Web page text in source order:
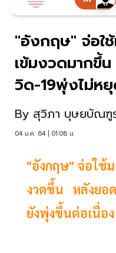
"อังกฤษ" จ่อใ
เข้มงวดมากขึ้
วิด-19พุ่งไม่ห
By สุวิภา บุษยบัณฑู
04 ม.ค. 64 | 01:08 น.
"อังกฤษ" จ่อใช้
งวดขึ้น หลังยอด
ยังพุ่งขึ้นต่อเนื่อ